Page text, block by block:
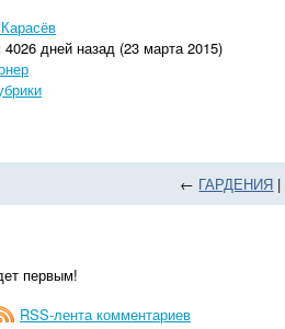
4026 дней назад (23 марта 2015)
← ГАРДЕНИЯ |
первым!
RSS-лента комментариев